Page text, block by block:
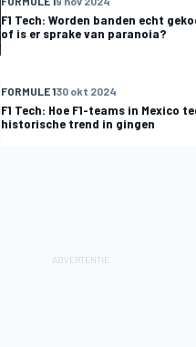
F1 Tech: Worden banden echt
of is er sprake van paranoia?
FORMULE 130 okt 2024
F1 Tech: Hoe F1-teams in Mexico
historische trend in gingen